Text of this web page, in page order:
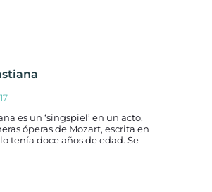
es un ‘singspiel’ en un acto,
óperas de Mozart, escrita en
tenía doce años de edad. Se